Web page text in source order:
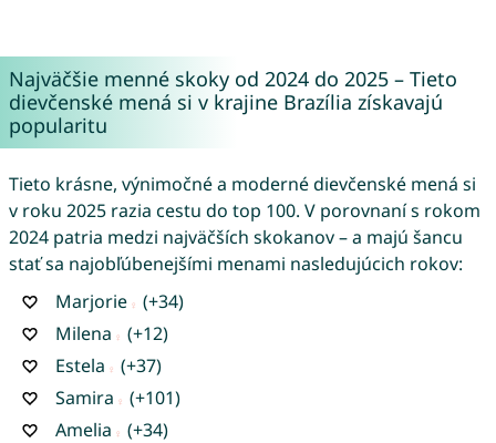
Najväčšie menné skoky od 2024 do 2025 – Tieto
dievčenské mená si v krajine Brazília získavajú
popularitu
Tieto krásne, výnimočné a moderné dievčenské mená si
v roku 2025 razia cestu do top 100. V porovnaní s rokom
2024 patria medzi najväčších skokanov – a majú šancu
stať sa najobľúbenejšími menami nasledujúcich rokov:
Marjorie
(+34)
Milena
(+12)
Estela
(+37)
Samira
(+101)
Amelia
(+34)